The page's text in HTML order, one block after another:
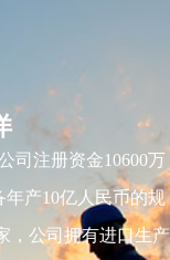
司注册资金10600万
年产10亿人民币的规
，公司拥有进口生产